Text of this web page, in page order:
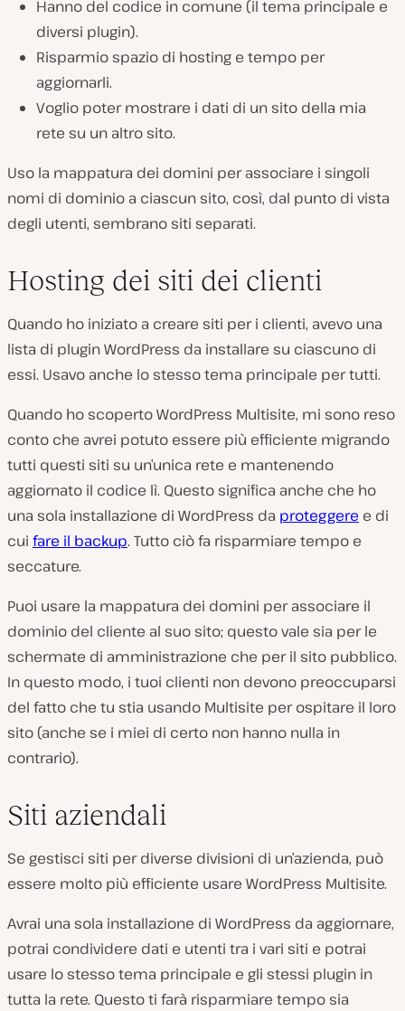
Hanno del codice in comune (il tema principale e
diversi plugin).
Risparmio spazio di hosting e tempo per
aggiornarli.
Voglio poter mostrare i dati di un sito della mia
rete su un altro sito.
Uso la mappatura dei domini per associare i singoli
nomi di dominio a ciascun sito, così, dal punto di vista
degli utenti, sembrano siti separati.
Hosting dei siti dei clienti
Quando ho iniziato a creare siti per i clienti, avevo una
lista di plugin WordPress da installare su ciascuno di
essi. Usavo anche lo stesso tema principale per tutti.
Quando ho scoperto WordPress Multisite, mi sono reso
conto che avrei potuto essere più efficiente migrando
tutti questi siti su un’unica rete e mantenendo
aggiornato il codice lì. Questo significa anche che ho
una sola installazione di WordPress da proteggere e di
cui fare il backup. Tutto ciò fa risparmiare tempo e
seccature.
Puoi usare la mappatura dei domini per associare il
dominio del cliente al suo sito; questo vale sia per le
schermate di amministrazione che per il sito pubblico.
In questo modo, i tuoi clienti non devono preoccuparsi
del fatto che tu stia usando Multisite per ospitare il loro
sito (anche se i miei di certo non hanno nulla in
contrario).
Siti aziendali
Se gestisci siti per diverse divisioni di un’azienda, può
essere molto più efficiente usare WordPress Multisite.
Avrai una sola installazione di WordPress da aggiornare,
potrai condividere dati e utenti tra i vari siti e potrai
usare lo stesso tema principale e gli stessi plugin in
tutta la rete. Questo ti farà risparmiare tempo sia